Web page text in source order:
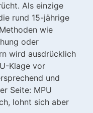
Als einzige
rund 15-jährige
wie
oder
wird ausdrücklich
Klage vor
und
Seite: MPU
lohnt sich aber